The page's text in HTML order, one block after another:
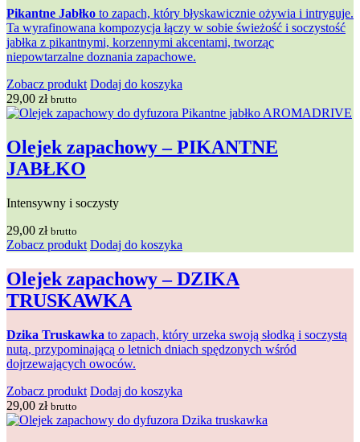
Pikantne Jabłko to zapach, który błyskawicznie ożywia i intryguje.
Ta wyrafinowana kompozycja łączy w sobie świeżość i soczystość
jabłka z pikantnymi, korzennymi akcentami, tworząc
niepowtarzalne doznania zapachowe.
Zobacz produkt Dodaj do koszyka
29,00 zł brutto
Olejek zapachowy – PIKANTNE
JABŁKO
Intensywny i soczysty
29,00 zł brutto
Zobacz produkt Dodaj do koszyka
Olejek zapachowy – DZIKA
TRUSKAWKA
Dzika Truskawka to zapach, który urzeka swoją słodką i soczystą
nutą, przypominającą o letnich dniach spędzonych wśród
dojrzewających owoców.
Zobacz produkt Dodaj do koszyka
29,00 zł brutto